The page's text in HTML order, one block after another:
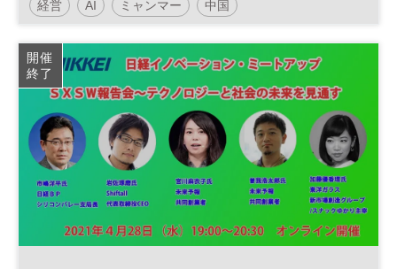
経営 AI ミャンマー 中国
新型コロナウイルス ERM コロナ 生産管理
海外拠点 貿易 グローバルリスク リスク管理
BCP 人工知能 IoT リスク 海外進出 物流
リスクマネジメント グローバル 海外事業
グローバルリスクマネジメント 米中関係
サプライチェーン 参加無料
開催
終了